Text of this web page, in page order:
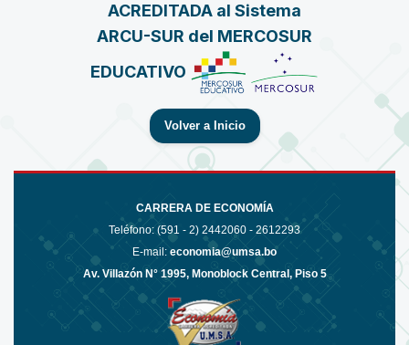
ACREDITADA al Sistema
ARCU-SUR del MERCOSUR
EDUCATIVO
Volver a Inicio
CARRERA DE ECONOMÍA
Teléfono: (591 - 2) 2442060 - 2612293
E-mail: economia@umsa.bo
Av. Villazón N° 1995, Monoblock Central, Piso 5